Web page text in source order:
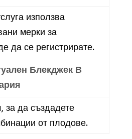
използва
мерки за
да се регистрирате.
Блекджек В
за да създадете
от плодове.